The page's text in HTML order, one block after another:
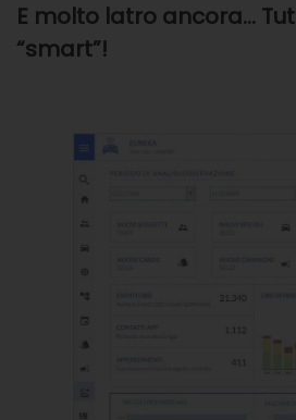
E molto latro ancora…
“smart”!